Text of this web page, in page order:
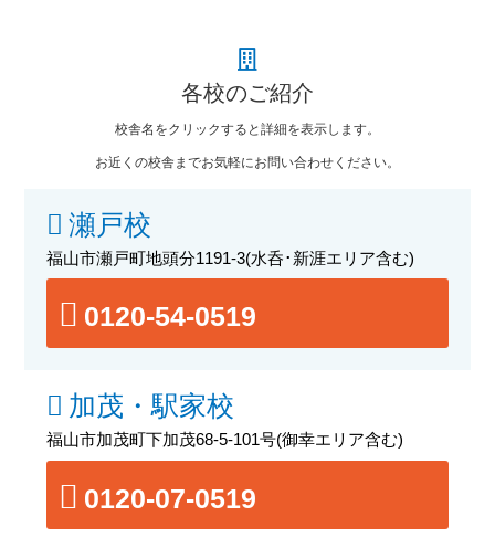
各校のご紹介
校舎名をクリックすると詳細を表示します。
お近くの校舎までお気軽にお問い合わせください。
瀬戸校
福山市瀬戸町地頭分1191-3(水呑･新涯エリア含む)
0120-54-0519
加茂・駅家校
福山市加茂町下加茂68-5-101号(御幸エリア含む)
0120-07-0519